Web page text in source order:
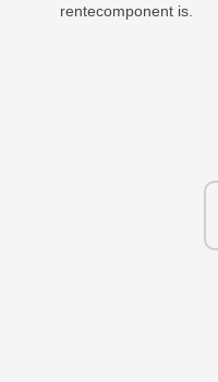
rentecomponent is.